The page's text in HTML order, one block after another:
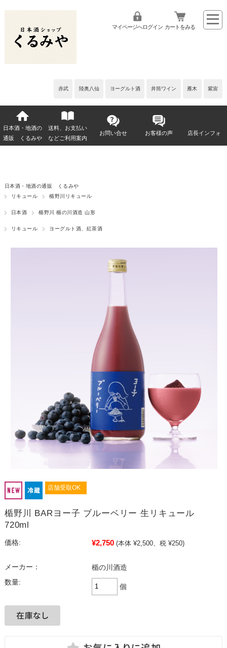
赤武 陸奥八仙 ヨーグルト酒 井筒ワイン 雁木 紫宙
マイページへログイン カートをみる
日本酒・地酒の
通販 くるみや
送料、お支払い
などご利用案内
お問い合せ お客様の声 店長インフォ
日本酒・地酒の通販 くるみや
リキュール
楯野川リキュール
日本酒 楯野川 楯の川酒造 山形
リキュール ヨーグルト酒、紅茶酒
店舗受取OK
楯野川 BARヨー子 ブルーベリー 生リキュール
720ml
価格: ¥2,750 (本体 ¥2,500、税 ¥250)
メーカー：
楯の川酒造
数量:
個